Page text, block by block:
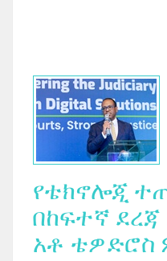
የቴክኖሎጂ
በከፍተኛ ደረጃ
አቶ ቴዎድሮስ